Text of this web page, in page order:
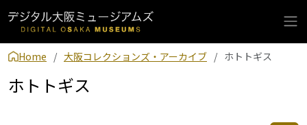
Home 大阪コレクションズ・アーカイブ ホトトギス
ホトトギス